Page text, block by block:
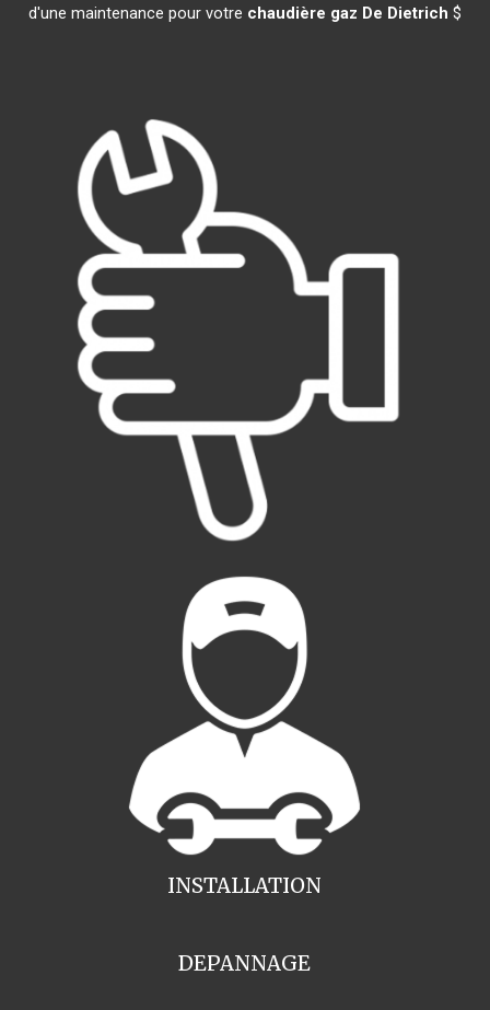
d'une maintenance pour votre chaudière gaz De Dietrich $
INSTALLATION
DEPANNAGE